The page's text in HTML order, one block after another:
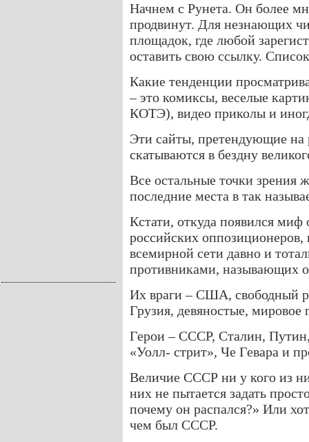
Начнем с Рунета. Он более
продвинут. Для незнающих
площадок, где любой
оставить свою ссылку.
Какие тенденции
– это комиксы, веселые
КОТЭ), видео приколы и
Эти сайты, претендующие на
скатываются в бездну
Все остальные точки зрения
последние места в так
Кстати, откуда появился миф
российских
всемирной сети давно и
противниками, называющих
Их враги – США, свободный
Грузия, девяностые, мировое
Герои – СССР, Сталин,
«Уолл- стрит», Че Гевара и
Величие СССР ни у кого из
них не пытается задать
почему он распался?» Или
чем был СССР.